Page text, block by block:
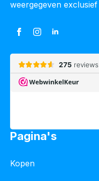
weergegeven exclusief
Pagina's
Kopen